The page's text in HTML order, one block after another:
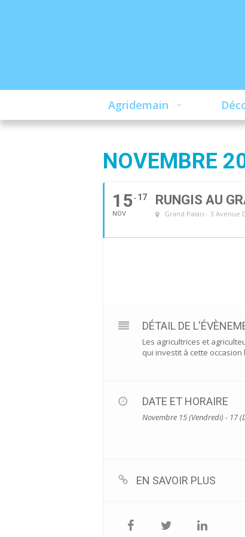
Agridemain
NOVEMBRE
15
NOV
17 RUNGIS AU
Grand Palais - 3 Avenue
DÉTAIL DE
Les agricultrices et
qui investit à cette occasion
DATE ET HORAIRE
Novembre 15 (Vendredi) - 17
EN SAVOIR PLUS